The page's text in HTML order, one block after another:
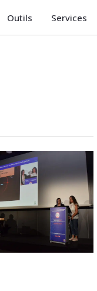
Outils Services